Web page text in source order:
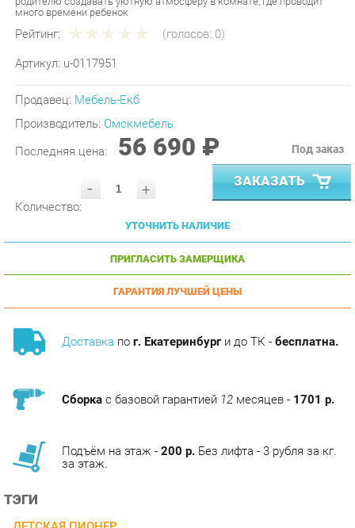
Рейтинг:
Артикул: u-0117951
Производитель:Омскмебель
Последняя цена: 56 690 ₽
- ЗАКАЗАТЬ
УТОЧНИТЬ НАЛИЧИЕ
ПРИГЛАСИТЬ ЗАМЕРЩИКА
ГАРАНТИЯ ЛУЧШЕЙ ЦЕНЫ
Доставкапог. Екатеринбурги до ТК -бесплатна.
ТЭГИ